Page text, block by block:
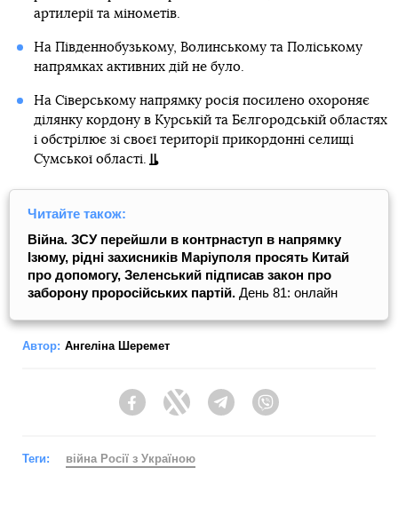
артилерії та мінометів.
На Південнобузькому, Волинському та Поліському
напрямках активних дій не було.
На Сіверському напрямку росія посилено охороняє
ділянку кордону в Курській та Бєлгородській областях
і обстрілює зі своєї території прикордонні селищі
Сумської області.
Читайте також:
Війна. ЗСУ перейшли в контрнаступ в напрямку
Ізюму, рідні захисників Маріуполя просять Китай
про допомогу, Зеленський підписав закон про
заборону проросійських партій. День 81: онлайн
Автор: Ангеліна Шеремет
FacebookTwitter Telegram
Теги: війна Росії з Україною